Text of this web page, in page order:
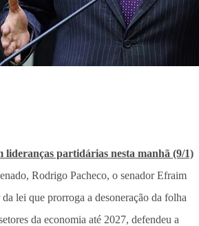
lideranças partidárias nesta manhã (9/1)
Rodrigo Pacheco, o senador Efraim
lei que prorroga a desoneração da folha
da economia até 2027, defendeu a